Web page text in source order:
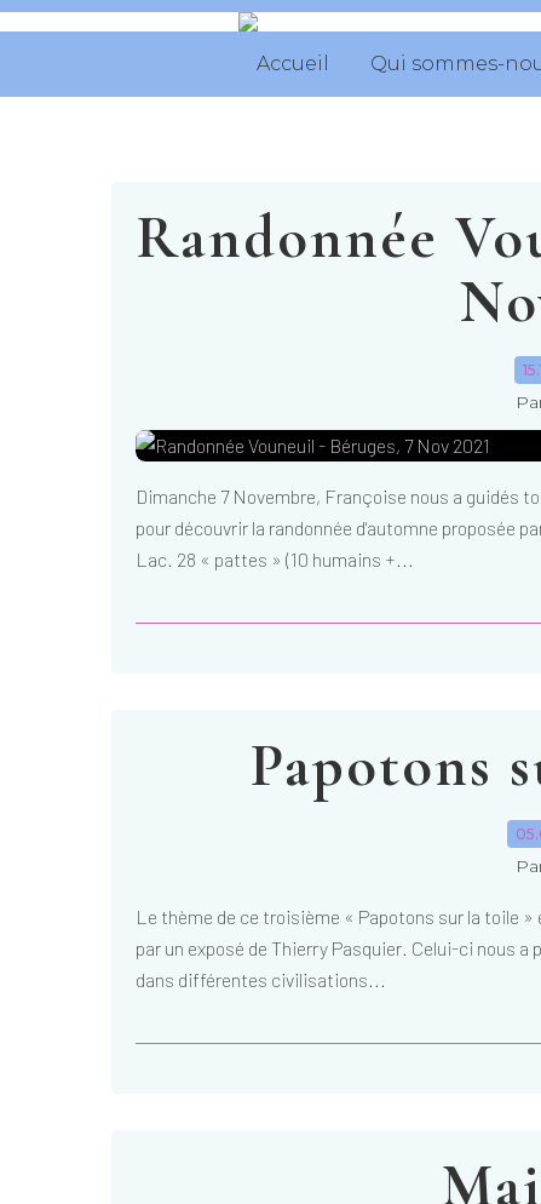
Accueil Qui sommes-
Randonnée
Dimanche 7 Novembre, Françoise nous a guidés
pour découvrir la randonnée d'automne proposée
Lac. 28 « pattes » (10 humains +...
Papotons
Le thème de ce troisième « Papotons sur la toile
par un exposé de Thierry Pasquier. Celui-ci nous
dans différentes civilisations...